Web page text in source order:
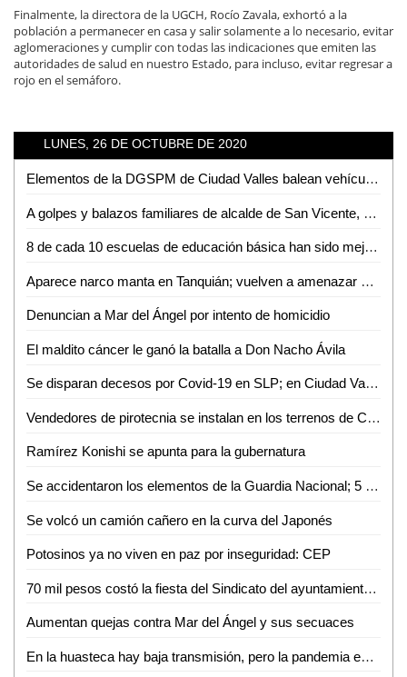
Finalmente, la directora de la UGCH, Rocío Zavala, exhortó a la
población a permanecer en casa y salir solamente a lo necesario, evitar
aglomeraciones y cumplir con todas las indicaciones que emiten las
autoridades de salud en nuestro Estado, para incluso, evitar regresar a
rojo en el semáforo.
LUNES, 26 DE OCTUBRE DE 2020
Elementos de la DGSPM de Ciudad Valles balean vehículo en la colonia Solidaridad
A golpes y balazos familiares de alcalde de San Vicente, amedrentan a sujeto que se manifestaba
8 de cada 10 escuelas de educación básica han sido mejoradas durante la actual administración: Joel Ramírez
Aparece narco manta en Tanquián; vuelven a amenazar a la familia Soni, entre otros
Denuncian a Mar del Ángel por intento de homicidio
El maldito cáncer le ganó la batalla a Don Nacho Ávila
Se disparan decesos por Covid-19 en SLP; en Ciudad Valles se triplican los contagios
Vendedores de pirotecnia se instalan en los terrenos de Ciro Purata
Ramírez Konishi se apunta para la gubernatura
Se accidentaron los elementos de la Guardia Nacional; 5 heridos
Se volcó un camión cañero en la curva del Japonés
Potosinos ya no viven en paz por inseguridad: CEP
70 mil pesos costó la fiesta del Sindicato del ayuntamiento de Ciudad Valles
Aumentan quejas contra Mar del Ángel y sus secuaces
En la huasteca hay baja transmisión, pero la pandemia es asincrónica y asimétrica: Luztow